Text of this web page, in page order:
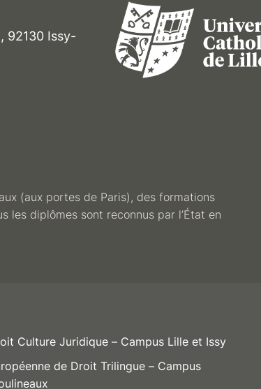
92130 Issy-
(aux portes de Paris), des formations
les diplômes sont reconnus par l’État en
Culture Juridique – Campus Lille et Issy
de Droit Trilingue – Campus